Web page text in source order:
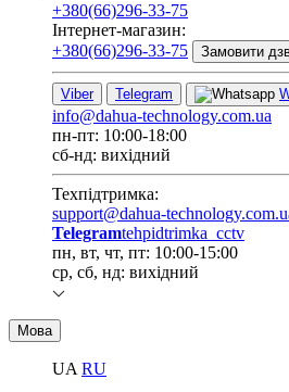
+380(66)296-33-75
Інтернет-магазин:
+380(66)296-33-75
Замовити
Viber Telegram
info@dahua-technology.com.ua
пн-пт: 10:00-18:00
сб-нд: вихідний
Техпідтримка:
support@dahua-
Telegramtehpidtrimka_cctv
пн, вт, чт, пт: 10:00-15:00
ср, сб, нд: вихідний
Мова
UA RU